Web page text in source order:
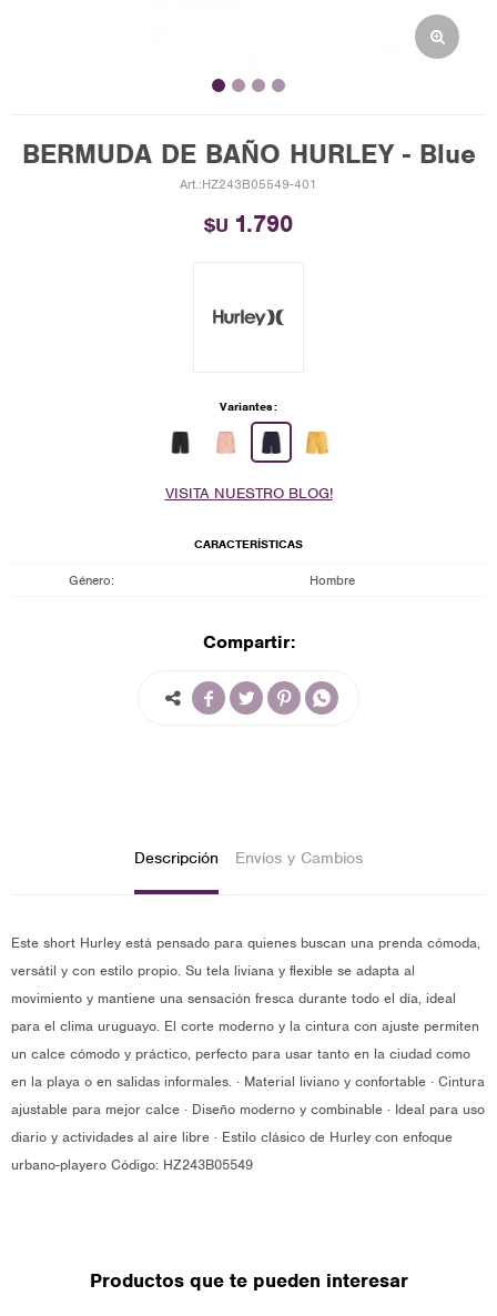
BERMUDA DE BAÑO HURLEY - Blue
HZ243B05549-401
$U 1.790
Variantes:
VISITA NUESTRO BLOG!
CARACTERÍSTICAS
Género Hombre
Compartir:
   
Descripción Envíos y Cambios
Este short Hurley está pensado para quienes buscan una prenda cómoda,
versátil y con estilo propio. Su tela liviana y flexible se adapta al
movimiento y mantiene una sensación fresca durante todo el día, ideal
para el clima uruguayo. El corte moderno y la cintura con ajuste permiten
un calce cómodo y práctico, perfecto para usar tanto en la ciudad como
en la playa o en salidas informales. · Material liviano y confortable · Cintura
ajustable para mejor calce · Diseño moderno y combinable · Ideal para uso
diario y actividades al aire libre · Estilo clásico de Hurley con enfoque
urbano-playero Código: HZ243B05549
Productos que te pueden interesar